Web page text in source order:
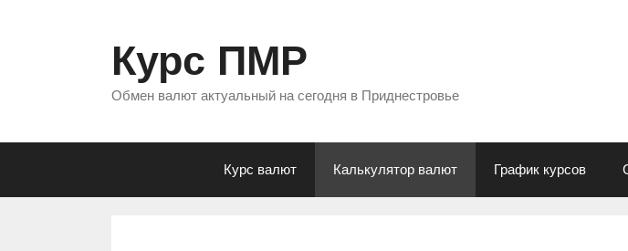
Курс ПМР
Обмен валют актуальный на сегодня в Приднестровье
Курс валют Калькулятор валют График курсов